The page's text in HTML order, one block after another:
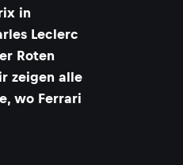
in
Leclerc
Roten
zeigen alle
wo Ferrari